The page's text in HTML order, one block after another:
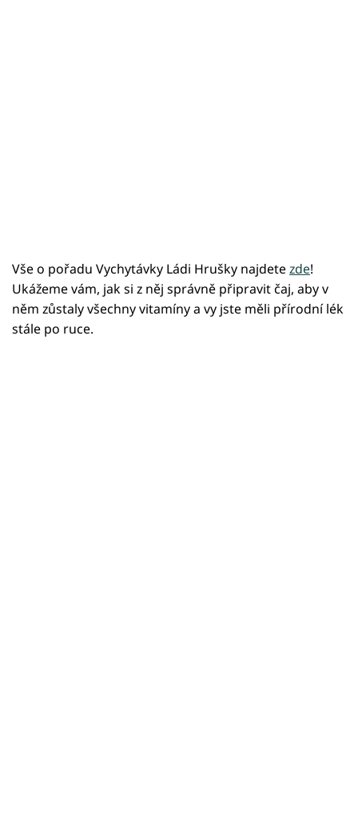
Vše o pořadu Vychytávky Ládi Hrušky najdetezde!
Ukážeme vám, jak si z něj správně připravit čaj, aby v
něm zůstaly všechny vitamíny a vy jste měli přírodní lék
stále po ruce.